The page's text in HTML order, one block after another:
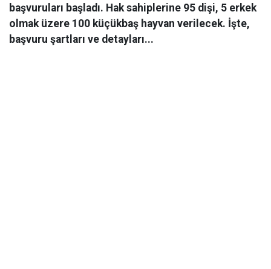
başvuruları başladı. Hak sahiplerine 95 dişi, 5 erkek
olmak üzere 100 küçükbaş hayvan verilecek. İşte,
başvuru şartları ve detayları...